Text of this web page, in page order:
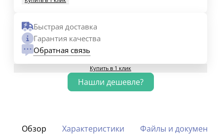
Быстрая доставка
Гарантия качества
Обратная связь
Купить в 1 клик
Обзор Характеристики Файлы и документы